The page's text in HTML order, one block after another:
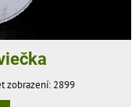
zobrazení: 2899